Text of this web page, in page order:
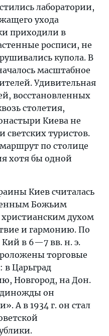
лаборатории,
ухода
приходили в
росписи, не
купола. В
масштабное
Удивительная
восстановленных
столетия,
Киева не
светских туристов.
по столице
хотя бы одной
Киев считалась
Божьим
духом
и гармонию. По
в 6—7 вв. н. э.
торговые
в Царьград
Новгород, на Дон.
он
А в 1934 г. он стал